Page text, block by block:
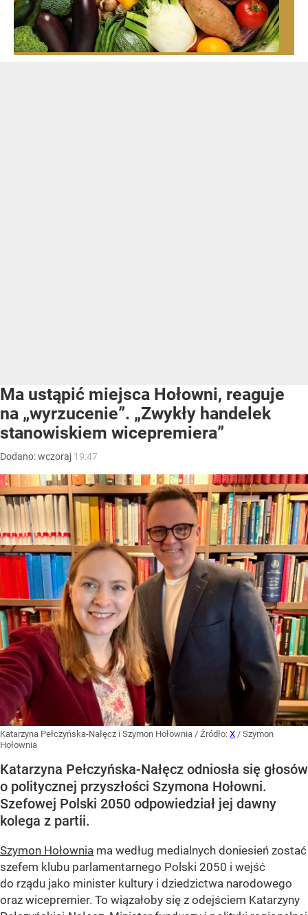
Ma ustąpić miejsca Hołowni, reaguje
na „wyrzucenie”. „Zwykły handelek
stanowiskiem wicepremiera”
Dodano:wczoraj 19:47
Katarzyna Pełczyńska-Nałęcz i Szymon Hołownia / Źródło: X / Szymon
Hołownia
Katarzyna Pełczyńska-Nałęcz odniosła się głosów
o politycznej przyszłości Szymona Hołowni.
Szefowej Polski 2050 odpowiedział jej dawny
kolega z partii.
Szymon Hołownia ma według medialnych doniesień zostać
szefem klubu parlamentarnego Polski 2050 i wejść
do rządu jako minister kultury i dziedzictwa narodowego
oraz wicepremier. To wiązałoby się z odejściem Katarzyny